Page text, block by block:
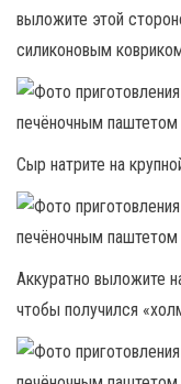
выложите этой
силиконовым
Сыр натрите на
Аккуратно выложите
чтобы получился